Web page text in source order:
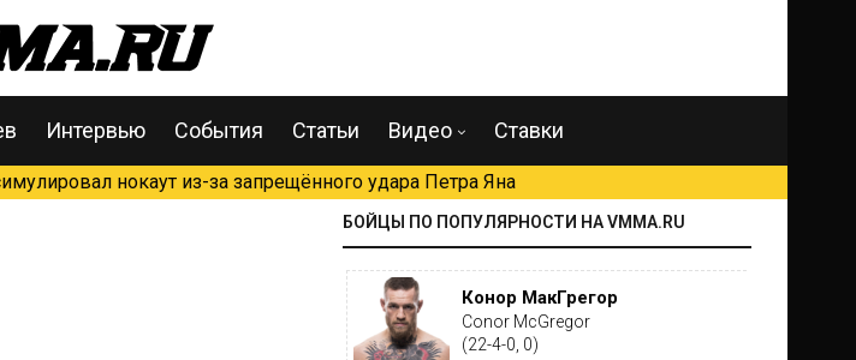
Интервью События Статьи Видео Ставки
нокаут из-за запрещённого удара Петра Яна
БОЙЦЫ ПО ПОПУЛЯРНОСТИ НА VMMA.RU
Конор МакГрегор
Conor McGregor
(22-4-0, 0)